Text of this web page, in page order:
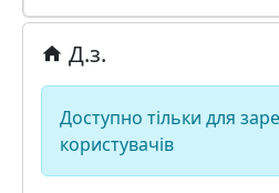
Д.з.
Доступно тільки для
користувачів